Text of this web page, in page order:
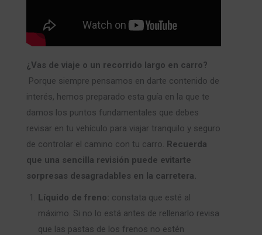
¿Vas de viaje o un recorrido largo en carro?
Porque siempre pensamos en darte contenido de
interés, hemos preparado esta guía en la que te
damos los puntos fundamentales que debes
revisar en tu vehículo para viajar tranquilo y seguro
de controlar el camino con tu carro. Recuerda
que una sencilla revisión puede evitarte
sorpresas desagradables en la carretera.
Líquido de freno: constata que esté al
máximo. Si no lo está antes de rellenarlo revisa
que las pastas de los frenos no estén